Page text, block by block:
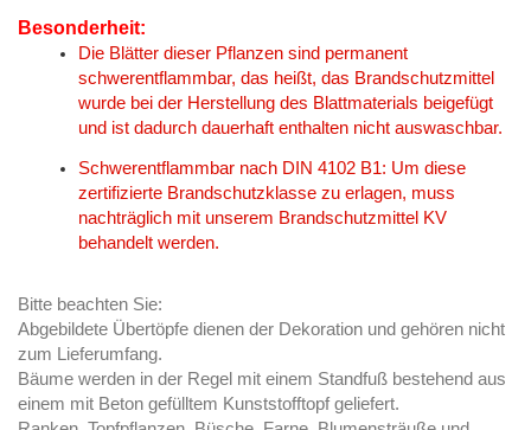
Besonderheit:
Die Blätter dieser Pflanzen sind permanent
schwerentflammbar, das heißt, das Brandschutzmittel
wurde bei der Herstellung des Blattmaterials beigefügt
und ist dadurch dauerhaft enthalten nicht auswaschbar.
Schwerentflammbar nach DIN 4102 B1: Um diese
zertifizierte Brandschutzklasse zu erlagen, muss
nachträglich mit unserem Brandschutzmittel KV
behandelt werden.
Bitte beachten Sie:
Abgebildete Übertöpfe dienen der Dekoration und gehören nicht
zum Lieferumfang.
Bäume werden in der Regel mit einem Standfuß bestehend aus
einem mit Beton gefülltem Kunststofftopf geliefert.